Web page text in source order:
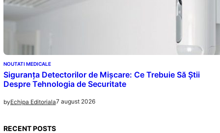
NOUTATI MEDICALE
Siguranța Detectorilor de Mișcare: Ce Trebuie Să Știi
Despre Tehnologia de Securitate
byEchipa Editoriala7 august 2026
RECENT POSTS